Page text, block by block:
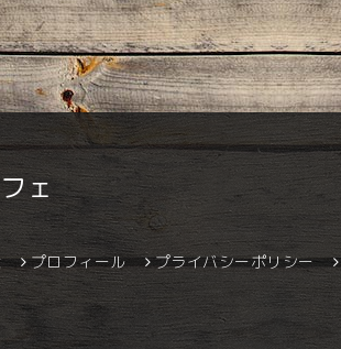
ェ
プロフィール プライバシーポリシー